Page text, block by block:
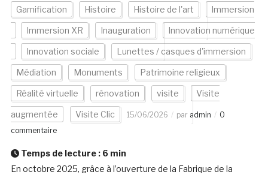
Gamification Histoire Histoire de l'art Immersion
Immersion XR Inauguration Innovation numérique
Innovation sociale Lunettes / casques d'immersion
Médiation Monuments Patrimoine religieux
Réalité virtuelle rénovation visite Visite
augmentée Visite Clic 15/06/2026 par admin
0
commentaire
Temps de lecture : 6 min
En octobre 2025, grâce à l’ouverture de la Fabrique de la